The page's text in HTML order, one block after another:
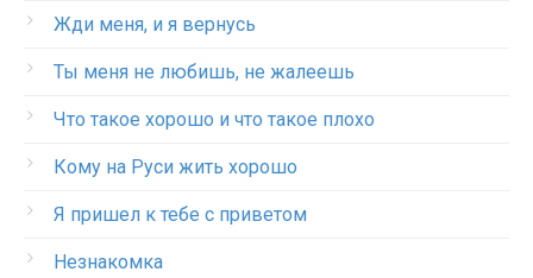
Жди меня, и я вернусь
Ты меня не любишь, не жалеешь
Что такое хорошо и что такое плохо
Кому на Руси жить хорошо
Я пришел к тебе с приветом
Незнакомка